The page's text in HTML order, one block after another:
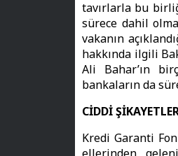
tavırlarla bu
sürece dahil
vakanın
hakkında ilgili
Ali Bahar’ın
bankaların da
CİDDİ
Kredi Garanti